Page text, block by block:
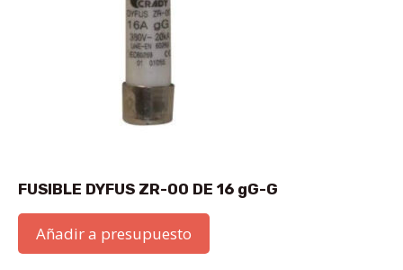
FUSIBLE DYFUS ZR-00 DE 16 gG-G
Añadir a presupuesto